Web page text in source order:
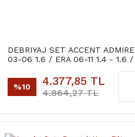
DEBRIYAJ SET ACCENT ADMIRE
03-06 1.6 / ERA 06-11 1.4 - 1.6 /
06-11 1.6 / ELANTRA 01-07 1.6
BENZINLI (5 ILERI) (OYNAR
GÖBEK)
%10 4.377,85 TL
4.864,27 TL